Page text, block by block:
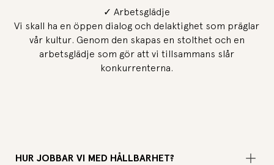
✓ Arbetsglädje
Vi skall ha en öppen dialog och delaktighet som präglar
vår kultur. Genom den skapas en stolthet och en
arbetsglädje som gör att vi tillsammans slår
konkurrenterna.
HUR JOBBAR VI MED HÅLLBARHET?